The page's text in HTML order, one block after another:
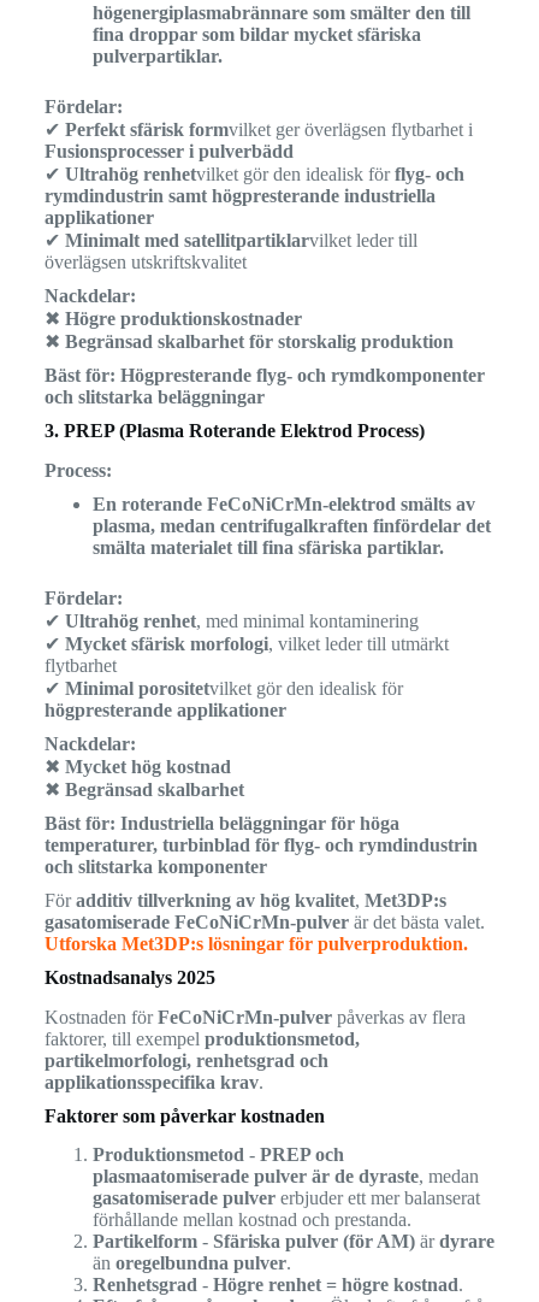
högenergiplasmabrännare som smälter den till
fina droppar som bildar mycket sfäriska
pulverpartiklar.
Fördelar:
✔ Perfekt sfärisk formvilket ger överlägsen flytbarhet i
Fusionsprocesser i pulverbädd
✔ Ultrahög renhetvilket gör den idealisk förflyg- och
rymdindustrin samt högpresterande industriella
applikationer
✔ Minimalt med satellitpartiklarvilket leder till
överlägsen utskriftskvalitet
Nackdelar:
✖ Högre produktionskostnader
✖ Begränsad skalbarhet för storskalig produktion
Bäst för: Högpresterande flyg- och rymdkomponenter
och slitstarka beläggningar
3. PREP (Plasma Roterande Elektrod Process)
Process:
En roterande FeCoNiCrMn-elektrod smälts av
plasma, medan centrifugalkraften finfördelar det
smälta materialet till fina sfäriska partiklar.
Fördelar:
✔ Ultrahög renhet, med minimal kontaminering
✔ Mycket sfärisk morfologi, vilket leder till utmärkt
flytbarhet
✔ Minimal porositetvilket gör den idealisk för
högpresterande applikationer
Nackdelar:
✖ Mycket hög kostnad
✖ Begränsad skalbarhet
Bäst för: Industriella beläggningar för höga
temperaturer, turbinblad för flyg- och rymdindustrin
och slitstarka komponenter
Föradditiv tillverkning av hög kvalitet, Met3DP:s
gasatomiserade FeCoNiCrMn-pulverär det bästa valet.
Utforska Met3DP:s lösningar för pulverproduktion.
Kostnadsanalys 2025
Kostnaden förFeCoNiCrMn-pulverpåverkas av flera
faktorer, till exempel produktionsmetod,
partikelmorfologi, renhetsgrad och
applikationsspecifika krav.
Faktorer som påverkar kostnaden
Produktionsmetod- PREP och
plasmaatomiserade pulver är de dyraste, medan
gasatomiserade pulvererbjuder ett mer balanserat
förhållande mellan kostnad och prestanda.
Partikelform- Sfäriska pulver (för AM)ärdyrare
än oregelbundna pulver.
Renhetsgrad- Högre renhet = högre kostnad.